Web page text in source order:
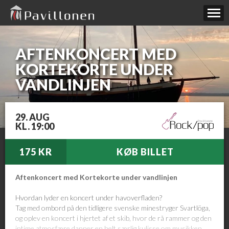
AFTENKONCERT MED
KORTEKORTE UNDER
VANDLINJEN
29. AUG
KL. 19:00
175 KR KØB BILLET
Aftenkoncert med Kortekorte under vandlinjen
Hvordan lyder en koncert under havoverfladen?
Tag med ombord på den tidligere svenske minestryger Svartlöga,
og oplev en koncert i hjertet af et skib, hvor de rå rammer og den